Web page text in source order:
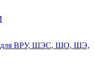
для ВРУ, ШЭС, ЩО, ЩЭ,